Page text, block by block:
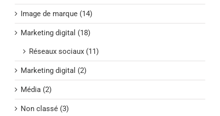
Image de marque (14)
Marketing digital (18)
Réseaux sociaux (11)
Marketing digital (2)
Média (2)
Non classé (3)